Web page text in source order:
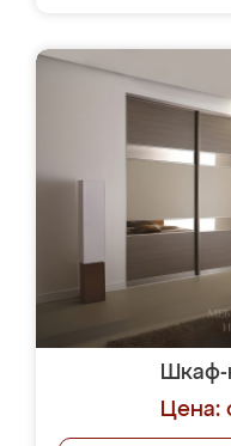
Шкаф-
Цена: